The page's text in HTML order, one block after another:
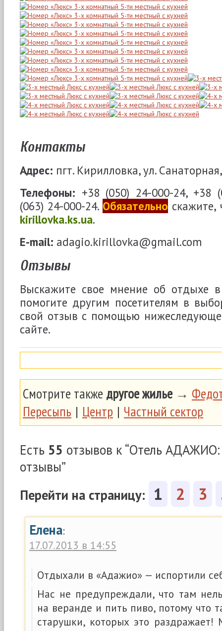
Контакты
Адрес: пгт. Кирилловка, ул.
Телефоны: +38 (050) 24-000-24, +38
(063) 24-000-24. Обязательно скажите,
kirillovka.ks.ua.
E-mail: adagio.kirillovka@gmail.com
Отзывы
Выскажите свое мнение об отдыхе
помогите другим посетителям в
свой отзыв с помощью
сайте.
Смотрите также другое жилье→
Пересыпь | Центр | Частный сектор
Есть 55 отзывов к “Отель
отзывы”
Перейти на страницу: 1 2 3
Елена:
17.07.2013 в 14:55
Отдыхали в «Адажио» — испортили
Нас не предупреждали, что там
на веранде и пить пиво, потому что
старушки, которых это